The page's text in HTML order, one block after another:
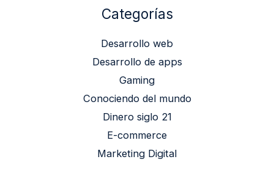
Categorías
Desarrollo web
Desarrollo de apps
Gaming
Conociendo del mundo
Dinero siglo 21
E-commerce
Marketing Digital